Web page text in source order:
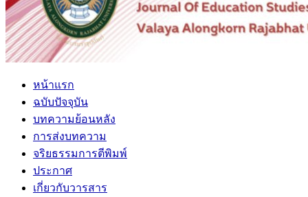
หน้าแรก
ฉบับปัจจุบัน
บทความย้อนหลัง
การส่งบทความ
จริยธรรมการตีพิมพ์
ประกาศ
เกี่ยวกับวารสาร